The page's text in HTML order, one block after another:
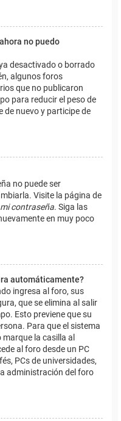
no puedo
desactivado o borrado
algunos foros
que no publicaron
para reducir el peso de
de nuevo y participe de
no puede ser
Visite la página de
contraseña. Siga las
en muy poco
automáticamente?
ingresa al foro, sus
que se elimina al salir
Esto previene que su
Para que el sistema
la casilla al
al foro desde un PC
PCs de universidades,
administración del foro